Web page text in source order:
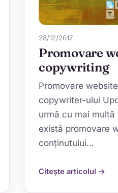
28/12/2017
Promovare
copywriting
Promovare
copywriter-ului
urmă cu mai multă
există promovare
conţinutului…
Citește articolul →